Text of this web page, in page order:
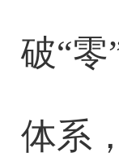
破“零
体系